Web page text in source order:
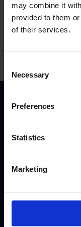
may combine it
provided to them
of their services.
Selection
Necessary
Preferences
Statistics
Marketing